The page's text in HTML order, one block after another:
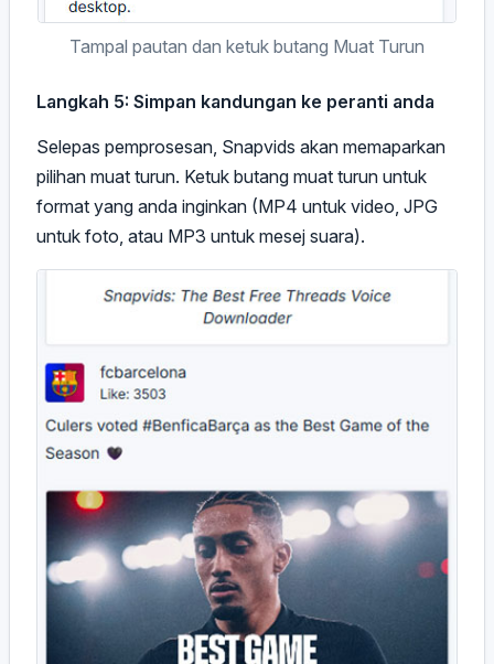
Tampal pautan dan ketuk butang Muat Turun
Langkah 5: Simpan kandungan ke peranti anda
Selepas pemprosesan, Snapvids akan memaparkan
pilihan muat turun. Ketuk butang muat turun untuk
format yang anda inginkan (MP4 untuk video, JPG
untuk foto, atau MP3 untuk mesej suara).